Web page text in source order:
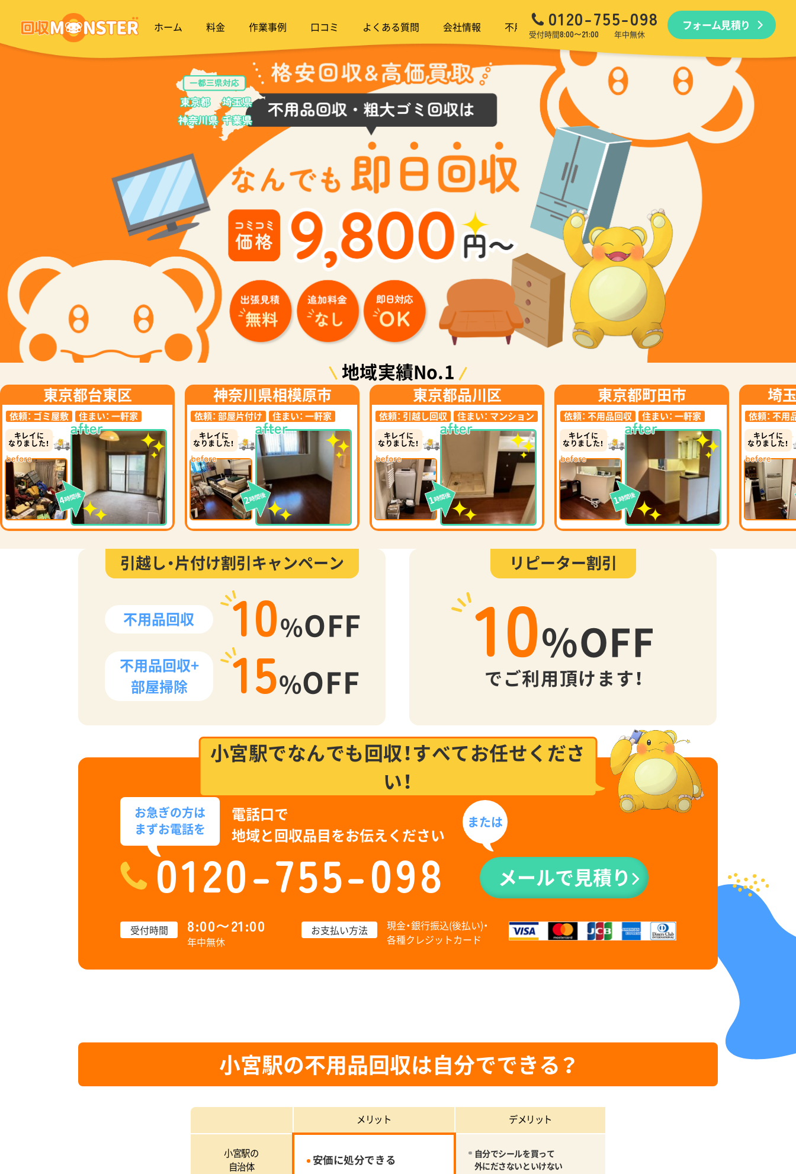
ホーム 料金 作業事例 口コミ よくある質問 会社情報 不用品回収 生前・遺品整理 引越しゴミ回収 ゴミ屋敷
0120-755-098
受付時間8:00〜21:00 年中無休
フォーム見積り
地域実績No.1
東京都台東区
依頼： ゴミ屋敷 住まい： 一軒家
キレイに
なりました！
4時間後
神奈川県相模原市
依頼： 部屋片付け 住まい： 一軒家
キレイに
なりました！
2時間後
東京都品川区
依頼： 引越し回収 住まい： マンション
キレイに
なりました！
1時間後
東京都町田市
依頼： 不用品回収 住まい： 一軒家
キレイに
なりました！
1時間後
埼
依頼： 不用
キレイに
なりました！
引越し・片付け割引キャンペーン
不用品回収 10%OFF
不用品回収+
部屋掃除
15%OFF
リピーター割引
10%OFF
でご利用頂けます！
小宮駅でなんでも回収！すべてお任せくださ
い！
お急ぎの方は
まずお電話を
電話口で
地域と回収品目をお伝えください
0120-755-098
または
メールで見積り
受付時間 8:00〜21:00
年中無休
お支払い方法
現金・銀行振込(後払い)・
各種クレジットカード
小宮駅の不用品回収は自分でできる？
メリット デメリット
小宮駅の
自治体
安価に処分できる
自分でシールを買って
外にださないといけない